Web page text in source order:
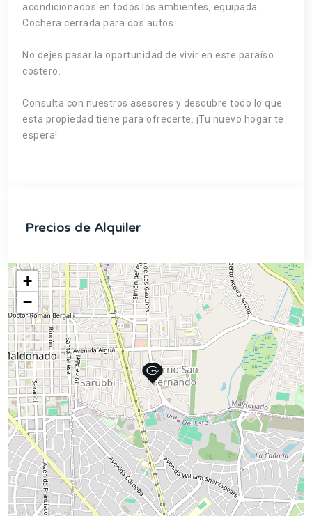
acondicionados en todos los ambientes, equipada.
Cochera cerrada para dos autos.
No dejes pasar la oportunidad de vivir en este paraíso
costero.
Consulta con nuestros asesores y descubre todo lo que
esta propiedad tiene para ofrecerte. ¡Tu nuevo hogar te
espera!
Precios de Alquiler
+
−